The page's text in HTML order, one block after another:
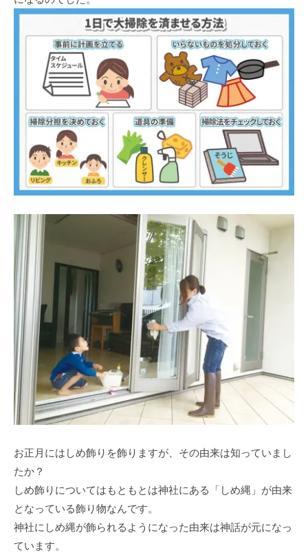
お正月にはしめ飾りを飾りますが、その由来は知っていまし
たか？
しめ飾りについてはもともとは神社にある「しめ縄」が由来
となっている飾り物なんです。
神社にしめ縄が飾られるようになった由来は神話が元になっ
ています。